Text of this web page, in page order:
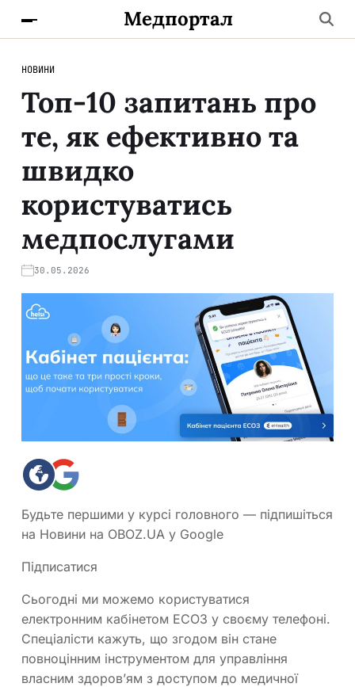
Медпортал
НОВИНИ
Топ-10 запитань про
те, як ефективно та
швидко
користуватись
медпослугами
30.05.2026
Будьте першими у курсі головного — підпишіться
на Новини на OBOZ.UA у Google
Підписатися
Сьогодні ми можемо користуватися
електронним кабінетом ЕСОЗ у своєму телефоні.
Спеціалісти кажуть, що згодом він стане
повноцінним інструментом для управління
власним здоров’ям з доступом до медичної